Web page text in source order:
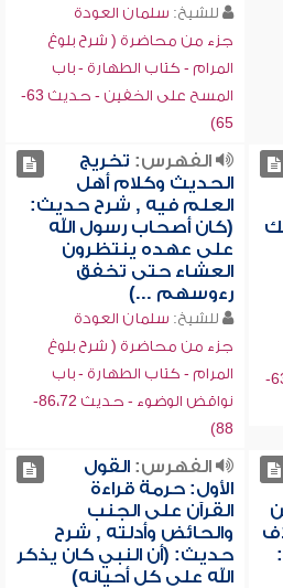
للشيخ: سلمان العودة
جزء من محاضرة ( شرح بلوغ
المرام - كتاب الطهارة - باب
المسح على الخفين - حديث 63-
65)
المسح على الخفين - حديث 63-
الفهرس: تخريج
الحديث وكلام أهل
العلم فيه , شرح حديث:
(كان أصحاب رسول الله
على عهده ينتظرون
العشاء حتى تخفق
رءوسهم ...)
للشيخ: سلمان العودة
جزء من محاضرة ( شرح بلوغ
المرام - كتاب الطهارة - باب
نواقض الوضوء - حديث 86،72-
88)
الفهرس:القول
الأول: حرمة قراءة
القرآن على الجنب
والحائض وأدلته , شرح
حديث: (أن النبي كان يذكر
الله على كل أحيانه)